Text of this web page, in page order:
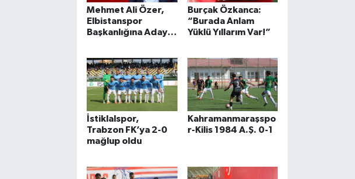
Mehmet Ali Özer,
Elbistanspor
Başkanlığına Aday
Burçak Özkanca:
“Burada Anlam
Yüklü Yıllarım Var!”
İstiklalspor,
Trabzon FK’ya 2-0
mağlup oldu
Kahramanmaraşspo
r-Kilis 1984 A.Ş. 0-1